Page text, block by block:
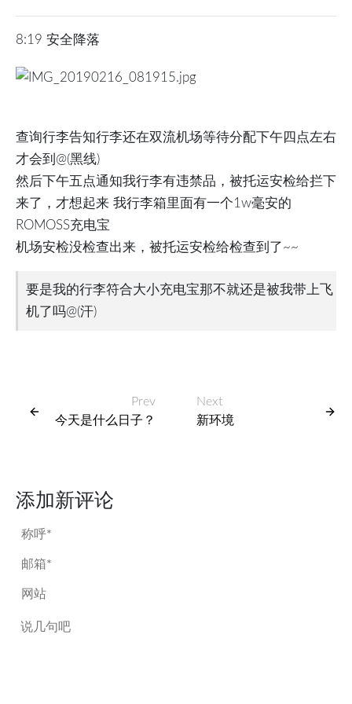
8:19 安全降落
查询行李告知行李还在双流机场等待分配下午四点左右
才会到@(黑线)
然后下午五点通知我行李有违禁品，被托运安检给拦下
来了，才想起来 我行李箱里面有一个1w毫安的
ROMOSS充电宝
机场安检没检查出来，被托运安检给检查到了~~
要是我的行李符合大小充电宝那不就还是被我带上飞
机了吗@(汗)
Prev
今天是什么日子？
Next
新环境
添加新评论